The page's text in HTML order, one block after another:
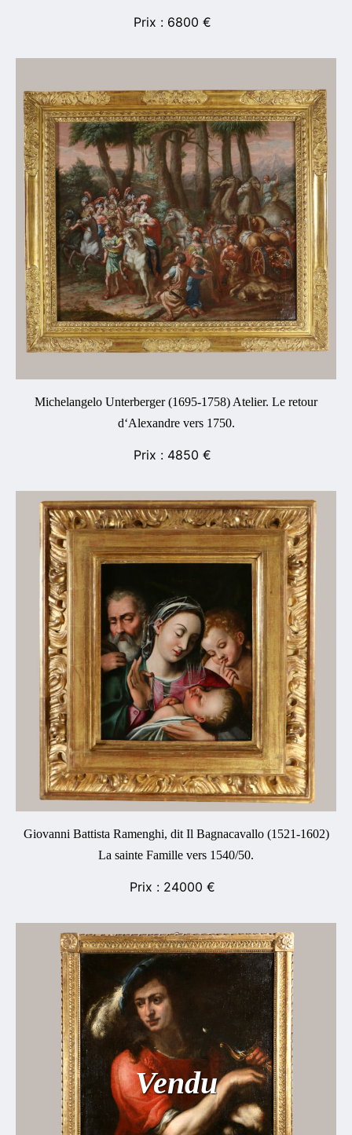
6800 €
Michelangelo Unterberger (1695-1758) Atelier. Le retour
d‘Alexandre vers 1750.
4850 €
Giovanni Battista Ramenghi, dit Il Bagnacavallo (1521-1602)
La sainte Famille vers 1540/50.
24000 €
Vendu